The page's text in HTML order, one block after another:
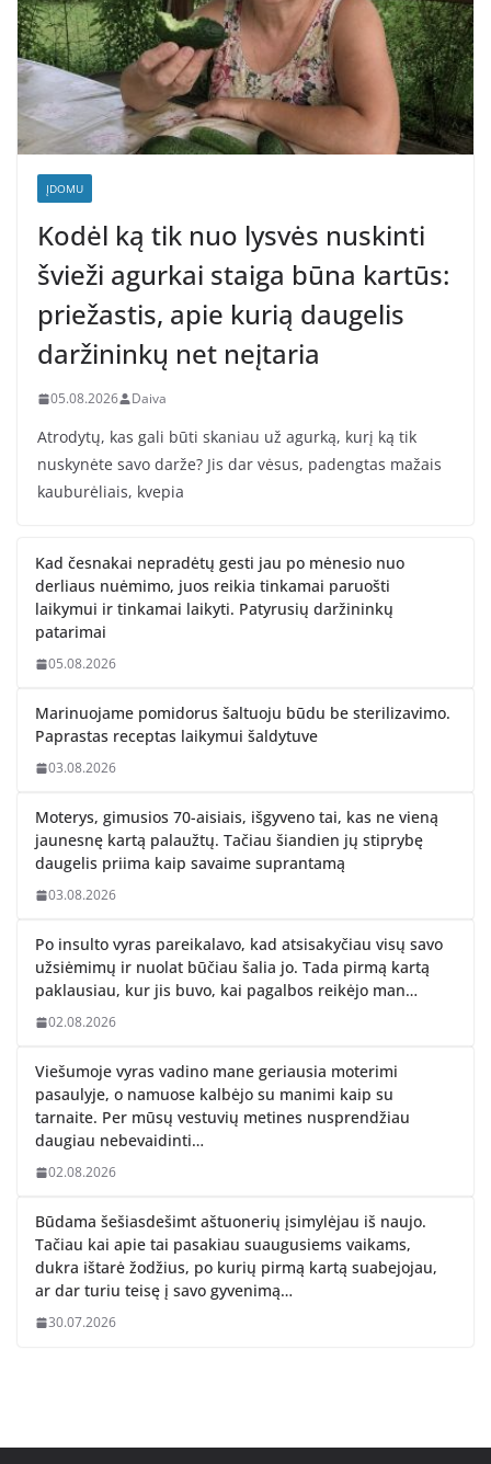
ĮDOMU
Kodėl ką tik nuo lysvės nuskinti
švieži agurkai staiga būna kartūs:
priežastis, apie kurią daugelis
daržininkų net neįtaria
05.08.2026 Daiva
Atrodytų, kas gali būti skaniau už agurką, kurį ką tik
nuskynėte savo darže? Jis dar vėsus, padengtas mažais
kauburėliais, kvepia
Kad česnakai nepradėtų gesti jau po mėnesio nuo
derliaus nuėmimo, juos reikia tinkamai paruošti
laikymui ir tinkamai laikyti. Patyrusių daržininkų
patarimai
05.08.2026
Marinuojame pomidorus šaltuoju būdu be sterilizavimo.
Paprastas receptas laikymui šaldytuve
03.08.2026
Moterys, gimusios 70-aisiais, išgyveno tai, kas ne vieną
jaunesnę kartą palaužtų. Tačiau šiandien jų stiprybę
daugelis priima kaip savaime suprantamą
03.08.2026
Po insulto vyras pareikalavo, kad atsisakyčiau visų savo
užsiėmimų ir nuolat būčiau šalia jo. Tada pirmą kartą
paklausiau, kur jis buvo, kai pagalbos reikėjo man…
02.08.2026
Viešumoje vyras vadino mane geriausia moterimi
pasaulyje, o namuose kalbėjo su manimi kaip su
tarnaite. Per mūsų vestuvių metines nusprendžiau
daugiau nebevaidinti…
02.08.2026
Būdama šešiasdešimt aštuonerių įsimylėjau iš naujo.
Tačiau kai apie tai pasakiau suaugusiems vaikams,
dukra ištarė žodžius, po kurių pirmą kartą suabejojau,
ar dar turiu teisę į savo gyvenimą…
30.07.2026